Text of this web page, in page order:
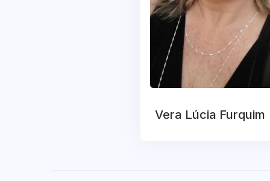
Vera Lúcia Furquim